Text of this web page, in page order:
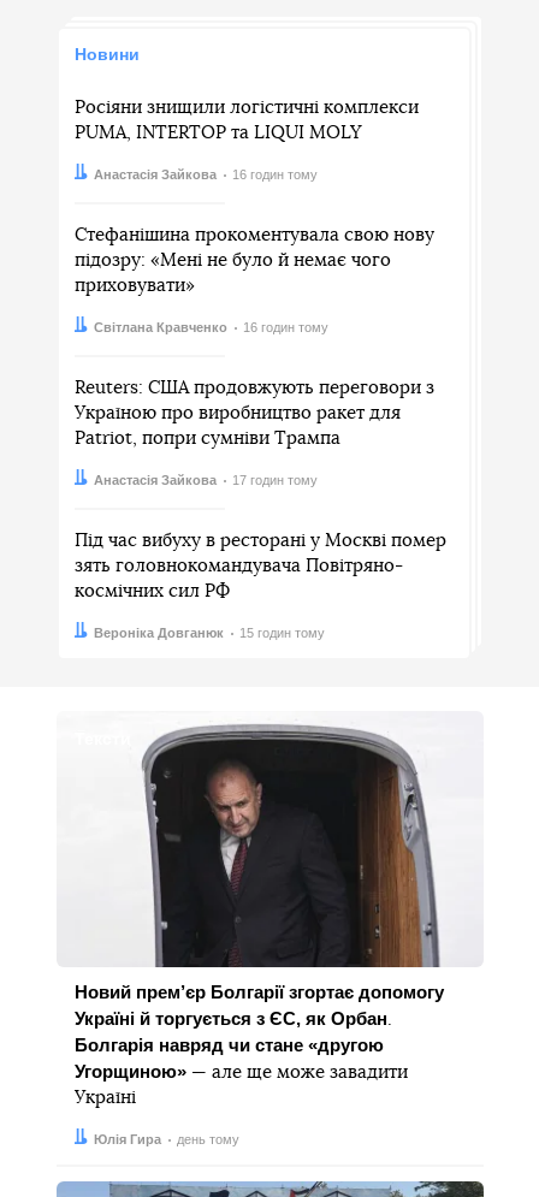
Новини
Росіяни знищили логістичні комплекси
PUMA, INTERTOP та LIQUI MOLY
Автор:Анастасія Зайкова
Дата: 16 годин тому
Стефанішина прокоментувала свою нову
підозру: «Мені не було й немає чого
приховувати»
Автор:
Світлана Кравченко
Дата: 16 годин тому
Reuters: США продовжують переговори з
Україною про виробництво ракет для
Patriot, попри сумніви Трампа
Автор:Анастасія Зайкова
Дата: 17 годин тому
Під час вибуху в ресторані у Москві помер
зять головнокомандувача Повітряно-
космічних сил РФ
Автор:
Вероніка Довганюк
Дата: 15 годин тому
Новий прем’єр Болгарії згортає допомогу
Україні й торгується з ЄС, як Орбан
Болгарія навряд чи стане «другою
Угорщиною» — але ще може завадити
Україні
Автор:
Юлія Гира
Дата: день тому